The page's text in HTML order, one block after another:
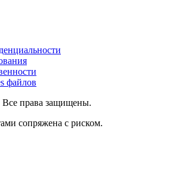
файлов
Все права защищены.
сопряжена с риском.